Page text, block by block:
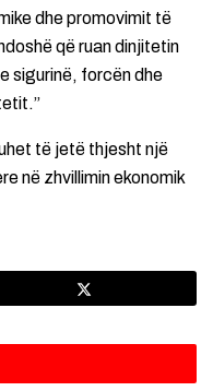
dhe promovimit të
që ruan dinjitetin
sigurinë, forcën dhe
të jetë thjesht një
në zhvillimin ekonomik